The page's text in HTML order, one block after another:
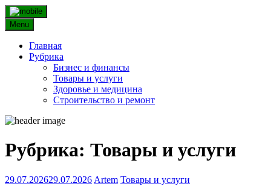
Skip
to
content
Menu
Главная
Рубрика
Бизнес и финансы
Товары и услуги
Здоровье и медицина
Строительство и ремонт
Рубрика: Товары и услуги
29.07.202629.07.2026 Artem Товары и услуги